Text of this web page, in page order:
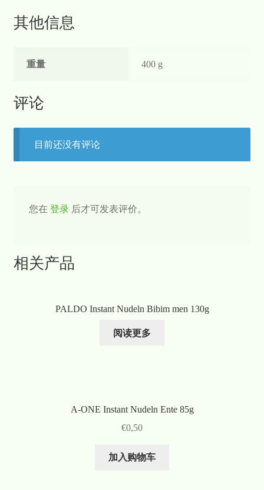
其他信息
重量 400 g
评论
目前还没有评论
您在 登录后才可发表评价。
相关产品
PALDO Instant Nudeln Bibim men 130g
阅读更多
A-ONE Instant Nudeln Ente 85g
€0,50
加入购物车